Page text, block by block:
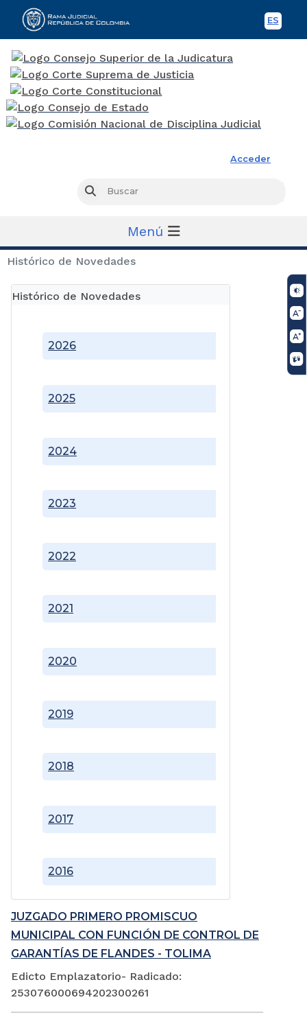
ES
Acceder
Buscar
Menú
Histórico de Novedades
Histórico de Novedades
2016
2017
2018
2019
2020
2021
2022
2023
2024
2025
2026
JUZGADO PRIMERO PROMISCUO
MUNICIPAL CON FUNCIÓN DE CONTROL DE
GARANTÍAS DE FLANDES - TOLIMA
Edicto Emplazatorio- Radicado:
253076000694202300261